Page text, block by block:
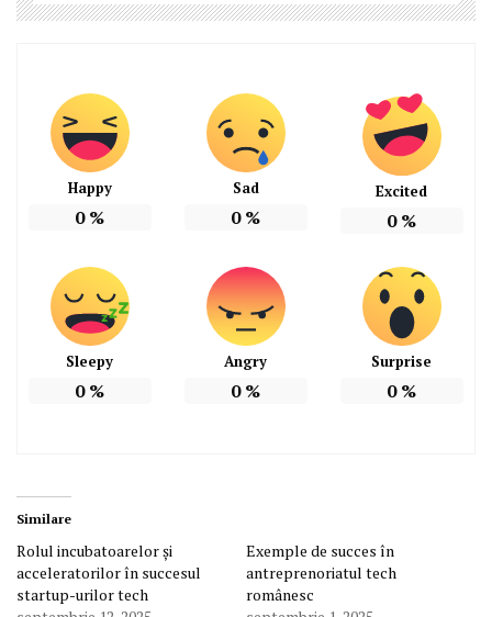
Happy
0%
Sad
0%
Excited
0%
Sleepy
0%
Angry
0%
Surprise
0%
Similare
Rolul incubatoarelor și
acceleratorilor în succesul
startup-urilor tech
Exemple de succes în
antreprenoriatul tech
românesc